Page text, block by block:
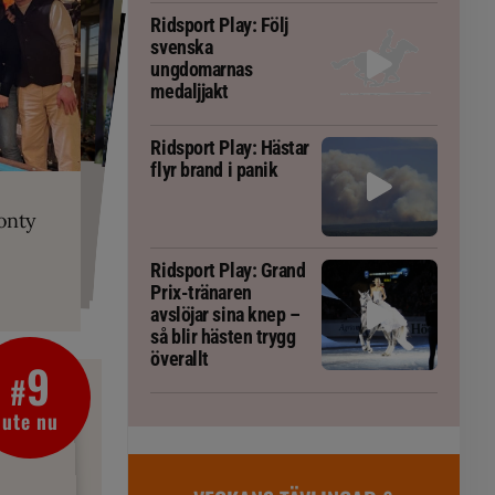
är allt
fång
blivit
tränaren
#9
ute nu
Ridsport Play: Följ
svenska
ungdomarnas
medaljjakt
Ridsport Play: Hästar
flyr brand i panik
Ridsport Play: Grand
Prix-tränaren
avslöjar sina knep –
så blir hästen trygg
överallt